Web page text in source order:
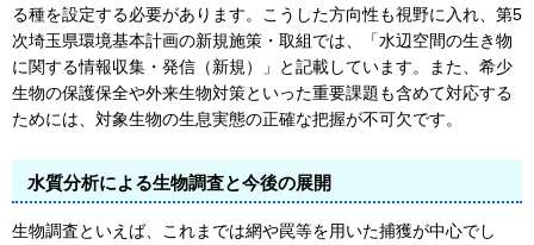
る種を設定する必要があります。こうした方向性も視野に入れ、第5
次埼玉県環境基本計画の新規施策・取組では、「水辺空間の生き物
に関する情報収集・発信（新規）」と記載しています。また、希少
生物の保護保全や外来生物対策といった重要課題も含めて対応する
ためには、対象生物の生息実態の正確な把握が不可欠です。
水質分析による生物調査と今後の展開
生物調査といえば、これまでは網や罠等を用いた捕獲が中心でし